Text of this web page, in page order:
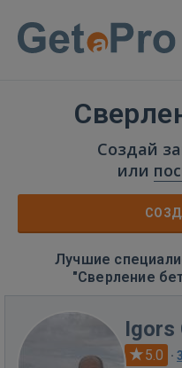
Создай
или
Лучшие
"Сверление
Igors
5.0 ·